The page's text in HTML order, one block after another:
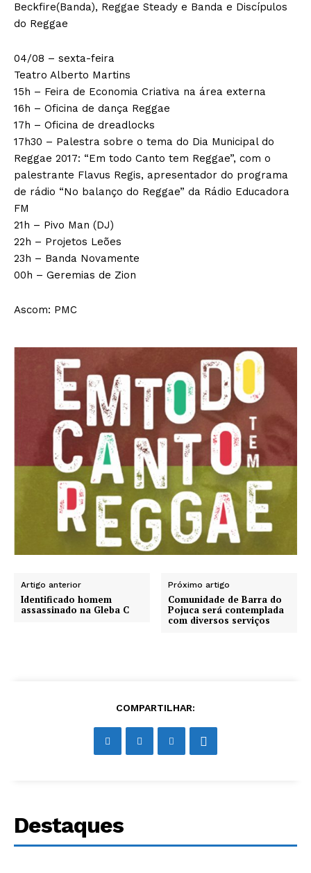
Beckfire(Banda), Reggae Steady e Banda e Discípulos
do Reggae
04/08 – sexta-feira
Teatro Alberto Martins
15h – Feira de Economia Criativa na área externa
16h – Oficina de dança Reggae
17h – Oficina de dreadlocks
17h30 – Palestra sobre o tema do Dia Municipal do
Reggae 2017: “Em todo Canto tem Reggae”, com o
palestrante Flavus Regis, apresentador do programa
de rádio “No balanço do Reggae” da Rádio Educadora
FM
21h – Pivo Man (DJ)
22h – Projetos Leões
23h – Banda Novamente
00h – Geremias de Zion
Ascom: PMC
Artigo anterior
Identificado homem
assassinado na Gleba C
Próximo artigo
Comunidade de Barra do
Pojuca será contemplada
com diversos serviços
COMPARTILHAR:
Destaques